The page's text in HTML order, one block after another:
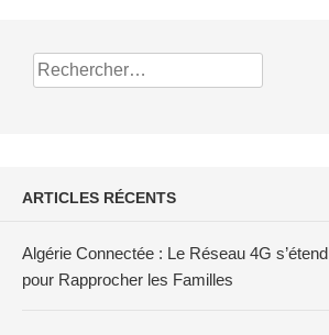
Rechercher :
ARTICLES RÉCENTS
Algérie Connectée : Le Réseau 4G s’étend
pour Rapprocher les Familles